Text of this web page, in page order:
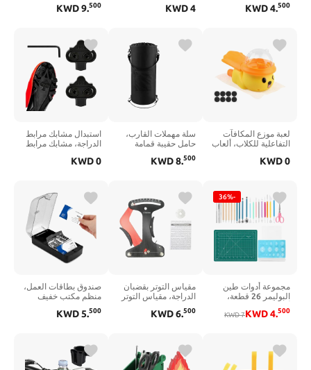
بيتزا، عميقة لوعاء
ملحق آمن للاستخدام
في غسالة الأطباق
(الحجم: 7 بوصة)
KWD4.500
منظم نظارات شمسية
صندوق تخزين علبة
النظارات المعلقة
(اللون: أسود)
KWD4
بيسبول للحماية من
بطاقة بيسبول، عرض
بطاقات رياضية لكرة
السلة وكرة القدم
والهوكي Car-d (اللون:
أسود)
KWD9.500
لعبة موزع المكافآت
التفاعلية للكلاب، ألعاب
أحجية الطعام، موزع
الصغيرة والقطط،
تدريب الذكاء على تقليل
الانتفاخ من أجل تناول
طعام صحي (أصفر)
KWD0
سلة مهملات القارب،
حامل حقيبة قمامة
المقاوم للماء، سلة
علوي، مشابك وجيب
جانبي 11.89-15.59
جالون أو عائم، صيد
الأسماك، التخييم، RV
KWD8.500
استبدال مشابك مرابط
الدراجة، مشابك مرابط
الدراجات في الأماكن
المتوافقة مع دواسات
Shiman-o MTB SPD
SM-SH51&Look X-
Track
KWD0
-36%
مجموعة أدوات طين
البوليمر 26 قطعة،
الأكريليك، أداة التنقيط،
للمجوهرات والحرف
الفخارية
KWD4.500
KWD7
مقياس التوتر بقضبان
الدراجة، مقياس التوتر
مع الفرجار، مؤشر
للإصلاح التشخيصي
KWD6.500
صندوق بطاقات العمل،
منظم مكتب خفيف
لتخزين ما يصل إلى
صندوق الملفات لمكتب
الطاولة (اللون: M)
KWD5.500